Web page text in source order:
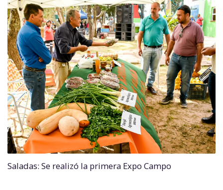
Saladas: Se realizó la primera Expo Campo